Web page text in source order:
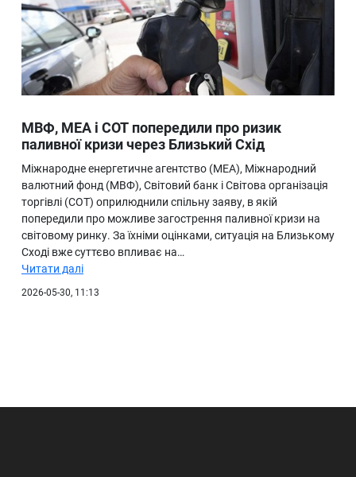
МВФ, МЕА і СОТ попередили про ризик
паливної кризи через Близький Схід
Міжнародне енергетичне агентство (МЕА), Міжнародний
валютний фонд (МВФ), Світовий банк і Світова організація
торгівлі (СОТ) оприлюднили спільну заяву, в якій
попередили про можливе загострення паливної кризи на
світовому ринку. За їхніми оцінками, ситуація на Близькому
Сході вже суттєво впливає на…
Читати далі
2026-05-30, 11:13